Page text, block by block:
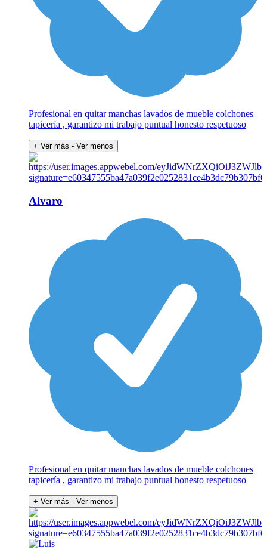
Profesional en quitar manchas lavados de mueble colchones
tapicería , garantizo mi trabajo puntual honesto respetuoso
+ Ver más - Ver menos
Alvaro
Profesional en quitar manchas lavados de mueble colchones
tapicería , garantizo mi trabajo puntual honesto respetuoso
+ Ver más - Ver menos